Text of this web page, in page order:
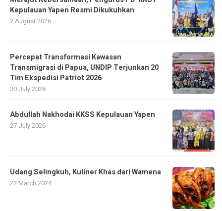
Kepulauan Yapen Resmi Dikukuhkan
2 August 2026
Percepat Transformasi Kawasan
Transmigrasi di Papua, UNDIP Terjunkan 20
Tim Ekspedisi Patriot 2026
30 July 2026
Abdullah Nakhodai KKSS Kepulauan Yapen
27 July 2026
Udang Selingkuh, Kuliner Khas dari Wamena
22 March 2024